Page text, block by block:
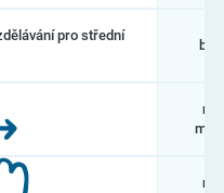
pro střední